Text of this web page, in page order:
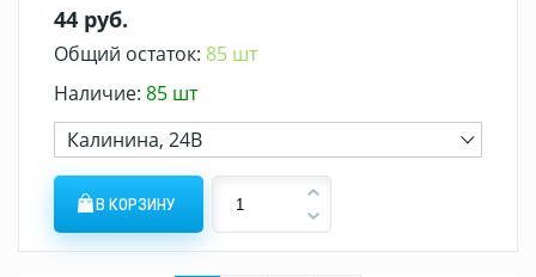
44 руб.
Общий остаток: 85 шт
Наличие: 85 шт
Калинина, 24В
В КОРЗИНУ